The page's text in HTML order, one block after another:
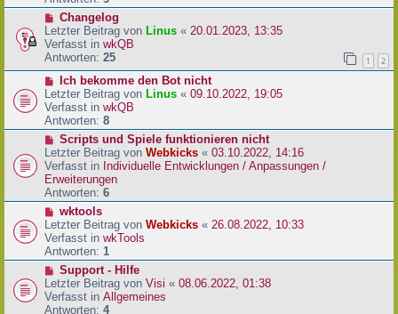
r
a
g
r
B
e
i
t
a
g
N
e
u
e
r
B
e
i
t
a
g
Changelog
Letzter Beitrag von Linus « 20.01.2023, 13:35
Verfasst in wkQB
Antworten: 25 1 2
N
e
u
e
r
B
e
i
t
r
a
g
Ich bekomme den Bot nicht
Letzter Beitrag von Linus « 09.10.2022, 19:05
Verfasst in wkQB
Antworten: 8
N
e
u
e
r
B
e
i
t
r
a
g
Scripts und Spiele funktionieren nicht
Letzter Beitrag von Webkicks « 03.10.2022, 14:16
Verfasst in Individuelle Entwicklungen / Anpassungen /
Erweiterungen
Antworten: 6
N
e
u
e
r
B
e
i
wktools
Letzter Beitrag von Webkicks « 26.08.2022, 10:33
Verfasst in wkTools
Antworten: 1
N
e
u
e
Support - Hilfe
Letzter Beitrag von Visi « 08.06.2022, 01:38
Verfasst in Allgemeines
Antworten: 4